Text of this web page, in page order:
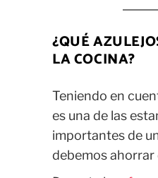
¿QUÉ
LA COCINA?
Teniendo en
es una de las
importantes de
debemos ahorrar